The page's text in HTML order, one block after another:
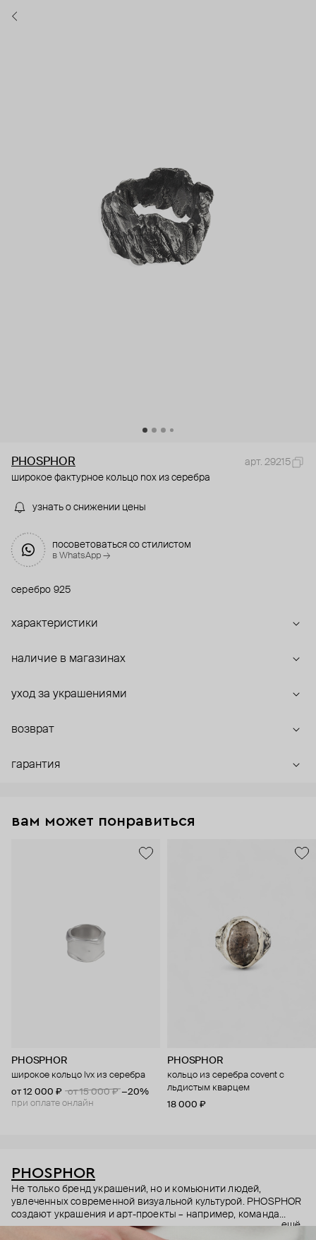
PHOSPHOR
арт. 29215
широкое фактурное кольцо nox из серебра
узнать о снижении цены
посоветоваться со стилистом
в WhatsApp →
серебро 925
характеристики
наличие в магазинах
уход за украшениями
возврат
гарантия
вам может понравиться
PHOSPHOR
широкое кольцо lvx из серебра
от 12 000 ₽
от 15 000 ₽ −20%
при оплате онлайн
PHOSPHOR
кольцо из серебра covent с
льдистым кварцем
18 000 ₽
PHOSPHOR
Не только бренд украшений, но и комьюнити людей,
увлеченных современной визуальной культурой. PHOSPHOR
создают украшения и арт-проекты – например, команда
выпустила эксклюзивный журнал.
ещё